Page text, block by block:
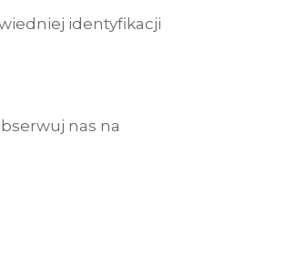
identyfikacji
nas na